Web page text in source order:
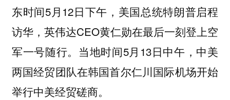
东时间5月12日下午，美国总统特朗普启程
访华，英伟达CEO黄仁勋在最后一刻登上空
军一号随行。当地时间5月13日中午，中美
两国经贸团队在韩国首尔仁川国际机场开始
举行中美经贸磋商。